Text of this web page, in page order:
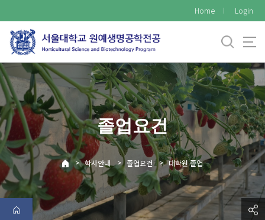
로
메
뉴
Home Login
졸업요건
> 학사안내 > 졸업요건 > 대학원 졸업